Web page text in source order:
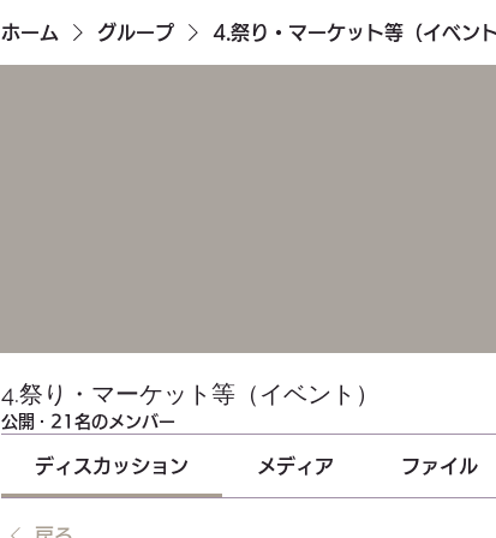
ホーム グループ 4.祭り・マーケット等（イベント
4.祭り・マーケット等（イベント）
公開 · 21名のメンバー
ディスカッション メディア ファイル